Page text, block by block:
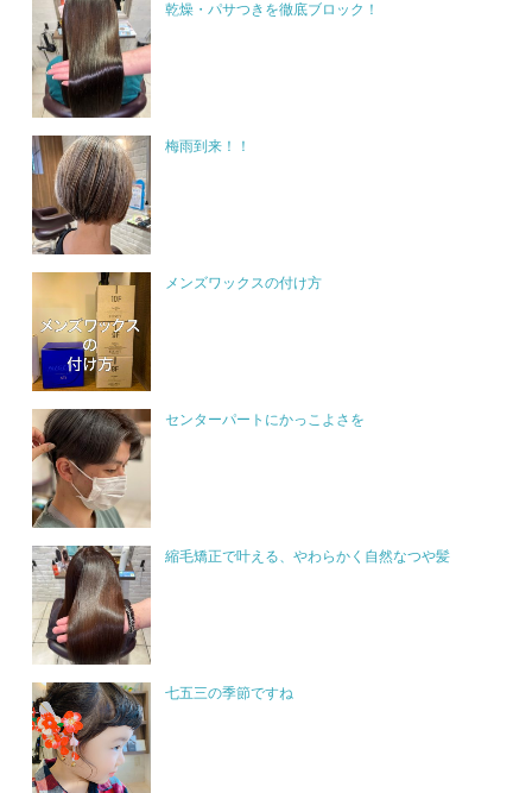
乾燥・パサつきを徹底ブロック！
梅雨到来！！
メンズワックスの付け方
センターパートにかっこよさを
縮毛矯正で叶える、やわらかく自然なつや髪
七五三の季節ですね